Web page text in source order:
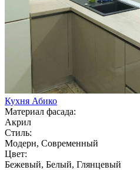
Кухня Абико
Материал фасада:
Акрил
Стиль:
Модерн, Современный
Цвет:
Бежевый, Белый, Глянцевый